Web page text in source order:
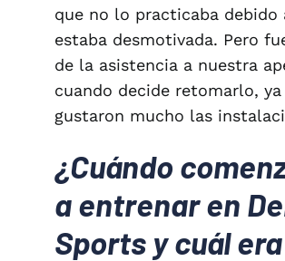
que no lo practicaba debido
estaba desmotivada. Pero
de la asistencia a nuestra
cuando decide retomarlo,
gustaron mucho las
¿Cuándo
a entrenar en
Sports y cuál